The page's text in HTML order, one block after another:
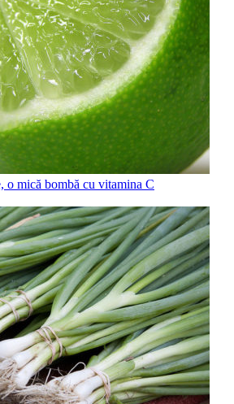
o mică bombă cu vitamina C